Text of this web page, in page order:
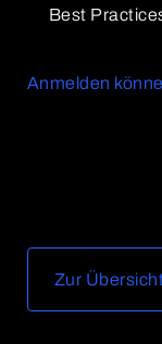
Best
Anmelden
Zur